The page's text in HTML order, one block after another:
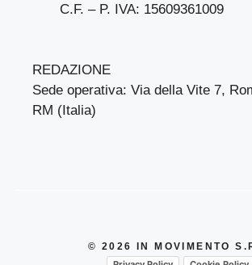
C.F. – P. IVA: 15609361009
REDAZIONE
Sede operativa: Via della Vite 7,
RM (Italia)
© 2026 IN MOVIMENTO